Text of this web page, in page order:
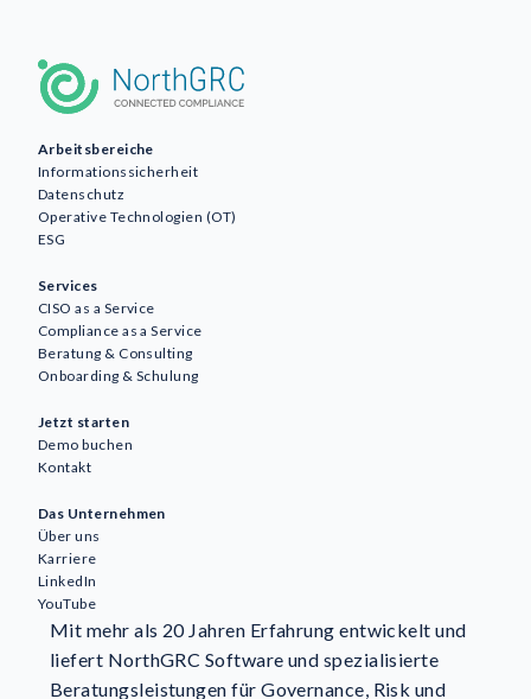
Arbeitsbereiche
Informationssicherheit
Datenschutz
Operative Technologien (OT)
ESG
Services
CISO as a Service
Compliance as a Service
Beratung & Consulting
Onboarding & Schulung
Jetzt starten
Demo buchen
Kontakt
Das Unternehmen
Über uns
Karriere
LinkedIn
YouTube
Mit mehr als 20 Jahren Erfahrung entwickelt und
liefert NorthGRC Software und spezialisierte
Beratungsleistungen für Governance, Risk und